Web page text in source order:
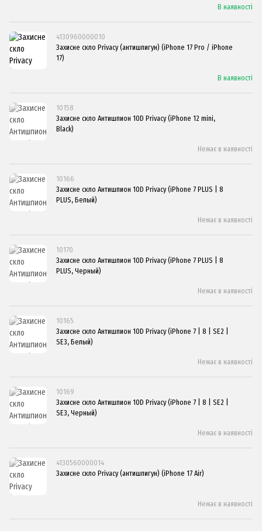
В наявності
4130960000010
Захисне скло Privacy (антишпигун) (iPhone 17 Pro / iPhone
17)
В наявності
10158
Захисне скло Антишпион 10D Privacy (iPhone 12 mini,
Black)
Немає в наявності
10166
Захисне скло Антишпион 10D Privacy (iPhone 7 PLUS | 8
PLUS, Белый)
Немає в наявності
10170
Захисне скло Антишпион 10D Privacy (iPhone 7 PLUS | 8
PLUS, Черный)
Немає в наявності
10165
Захисне скло Антишпион 10D Privacy (iPhone 7 | 8 | SE2 |
SE3, Белый)
Немає в наявності
10169
Захисне скло Антишпион 10D Privacy (iPhone 7 | 8 | SE2 |
SE3, Черный)
Немає в наявності
4130560000014
Захисне скло Privacy (антишпигун) (iPhone 17 Air)
Немає в наявності